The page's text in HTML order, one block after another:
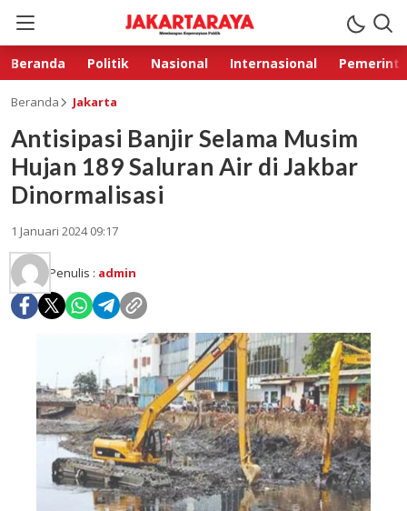
Beranda Politik Nasional Internasional
Beranda Jakarta
Antisipasi Banjir Selama Musim
Hujan 189 Saluran Air di Jakbar
Dinormalisasi
1 Januari 2024 09:17
Penulis : admin